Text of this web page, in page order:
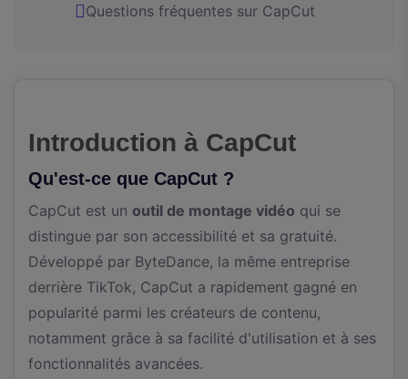
Questions fréquentes sur CapCut
Introduction à CapCut
Qu'est-ce que CapCut ?
CapCut est un outil de montage vidéo qui se
distingue par son accessibilité et sa gratuité.
Développé par ByteDance, la même entreprise
derrière TikTok, CapCut a rapidement gagné en
popularité parmi les créateurs de contenu,
notamment grâce à sa facilité d'utilisation et à ses
fonctionnalités avancées.